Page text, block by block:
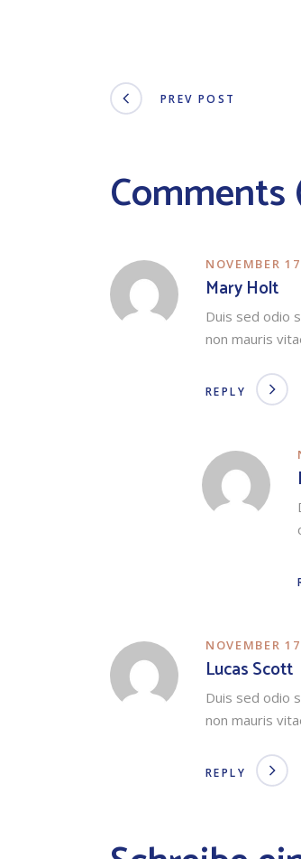
PREV POST
Comments
NOVEMBER
Mary Holt
Duis sed odio
non mauris
REPLY
NOVEMBER
Lucas Scott
Duis sed odio
non mauris
REPLY